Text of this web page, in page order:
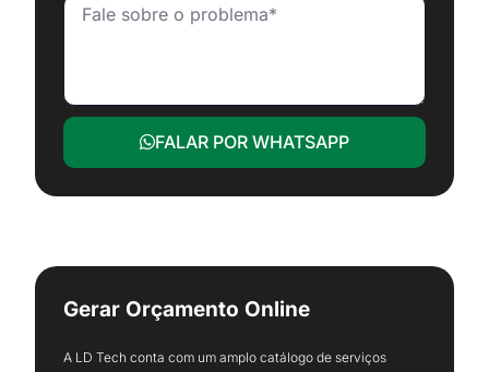
FALAR POR WHATSAPP
Gerar Orçamento Online
A LD Tech conta com um amplo catálogo de serviços